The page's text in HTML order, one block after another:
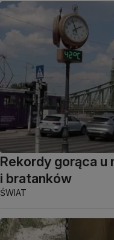
Rekordy gorąca u
i bratanków
ŚWIAT